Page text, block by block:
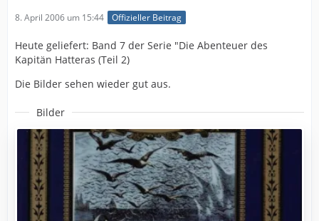
8. April 2006 um 15:44 Offizieller Beitrag
Heute geliefert: Band 7 der Serie "Die Abenteuer des
Kapitän Hatteras (Teil 2)
Die Bilder sehen wieder gut aus.
Bilder